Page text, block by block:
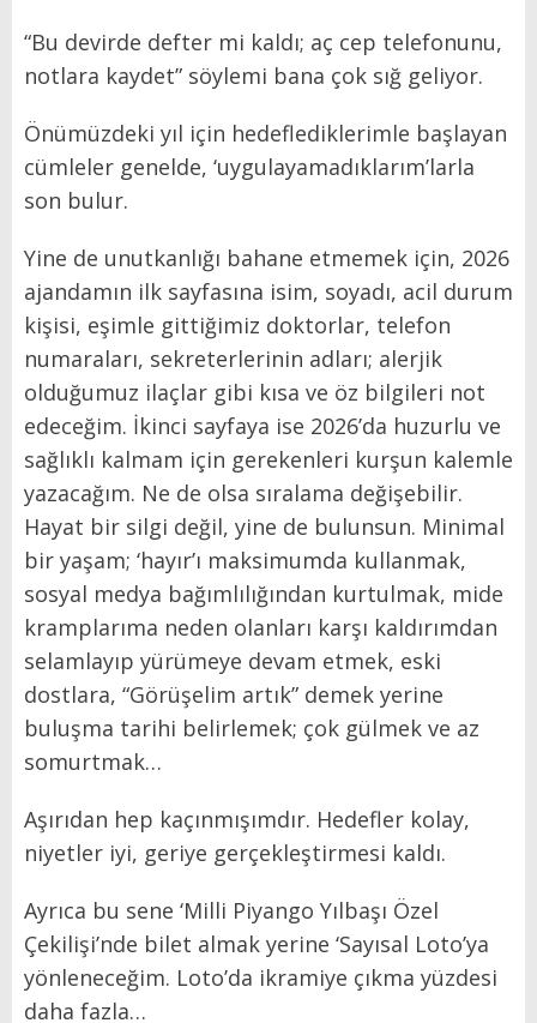
“Bu devirde defter mi kaldı; aç cep telefonunu,
notlara kaydet” söylemi bana çok sığ geliyor.
Önümüzdeki yıl için hedeflediklerimle başlayan
cümleler genelde, ‘uygulayamadıklarım’larla
son bulur.
Yine de unutkanlığı bahane etmemek için, 2026
ajandamın ilk sayfasına isim, soyadı, acil durum
kişisi, eşimle gittiğimiz doktorlar, telefon
numaraları, sekreterlerinin adları; alerjik
olduğumuz ilaçlar gibi kısa ve öz bilgileri not
edeceğim. İkinci sayfaya ise 2026’da huzurlu ve
sağlıklı kalmam için gerekenleri kurşun kalemle
yazacağım. Ne de olsa sıralama değişebilir.
Hayat bir silgi değil, yine de bulunsun. Minimal
bir yaşam; ‘hayır’ı maksimumda kullanmak,
sosyal medya bağımlılığından kurtulmak, mide
kramplarıma neden olanları karşı kaldırımdan
selamlayıp yürümeye devam etmek, eski
dostlara, “Görüşelim artık” demek yerine
buluşma tarihi belirlemek; çok gülmek ve az
somurtmak…
Aşırıdan hep kaçınmışımdır. Hedefler kolay,
niyetler iyi, geriye gerçekleştirmesi kaldı.
Ayrıca bu sene ‘Milli Piyango Yılbaşı Özel
Çekilişi’nde bilet almak yerine ‘Sayısal Loto’ya
yönleneceğim. Loto’da ikramiye çıkma yüzdesi
daha fazla…